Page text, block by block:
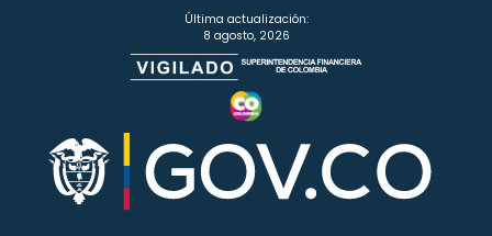
Última actualización:
8 agosto, 2026